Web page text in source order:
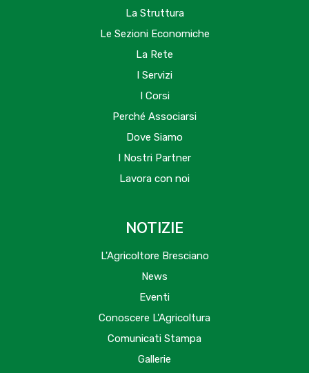
La Struttura
Le Sezioni Economiche
La Rete
I Servizi
I Corsi
Perché Associarsi
Dove Siamo
I Nostri Partner
Lavora con noi
NOTIZIE
L'Agricoltore Bresciano
News
Eventi
Conoscere L'Agricoltura
Comunicati Stampa
Gallerie